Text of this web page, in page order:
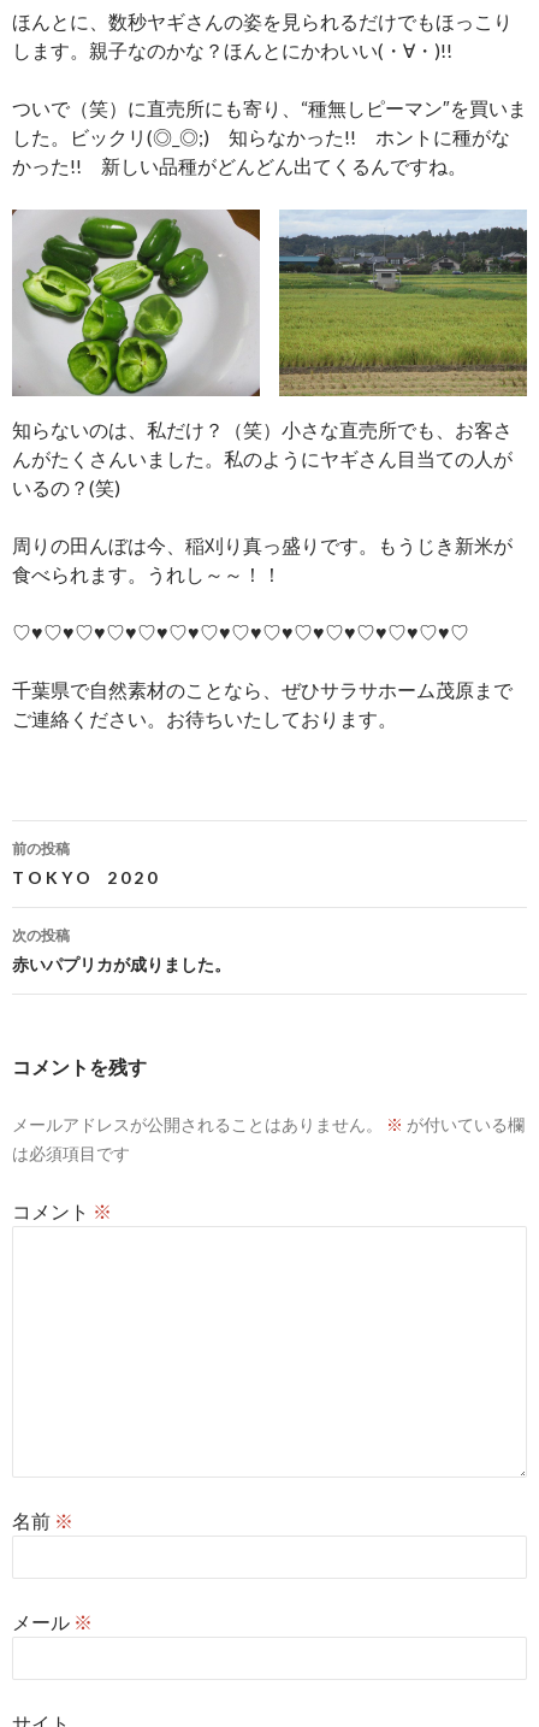
ほんとに、数秒ヤギさんの姿を見られるだけでもほっこり
します。親子なのかな？ほんとにかわいい(・∀・)!!
ついで（笑）に直売所にも寄り、“種無しピーマン″を買いま
した。ビックリ(◎_◎;) 知らなかった!! ホントに種がな
かった!! 新しい品種がどんどん出てくるんですね。
知らないのは、私だけ？（笑）小さな直売所でも、お客さ
んがたくさんいました。私のようにヤギさん目当ての人が
いるの？(笑)
周りの田んぼは今、稲刈り真っ盛りです。もうじき新米が
食べられます。うれし～～！！
♡♥♡♥♡♥♡♥♡♥♡♥♡♥♡♥♡♥♡♥♡♥♡♥♡♥♡♥♡
千葉県で自然素材のことなら、ぜひサラサホーム茂原まで
ご連絡ください。お待ちいたしております。
投
稿
ナ
ビ
ゲ
ョ
前の投稿
T O K Y O 2 0 2 0
次の投稿
赤いパプリカが成りました。
コメントを残す
メールアドレスが公開されることはありません。 ※ が付いている欄
は必須項目です
コメント ※
名前 ※
メール ※